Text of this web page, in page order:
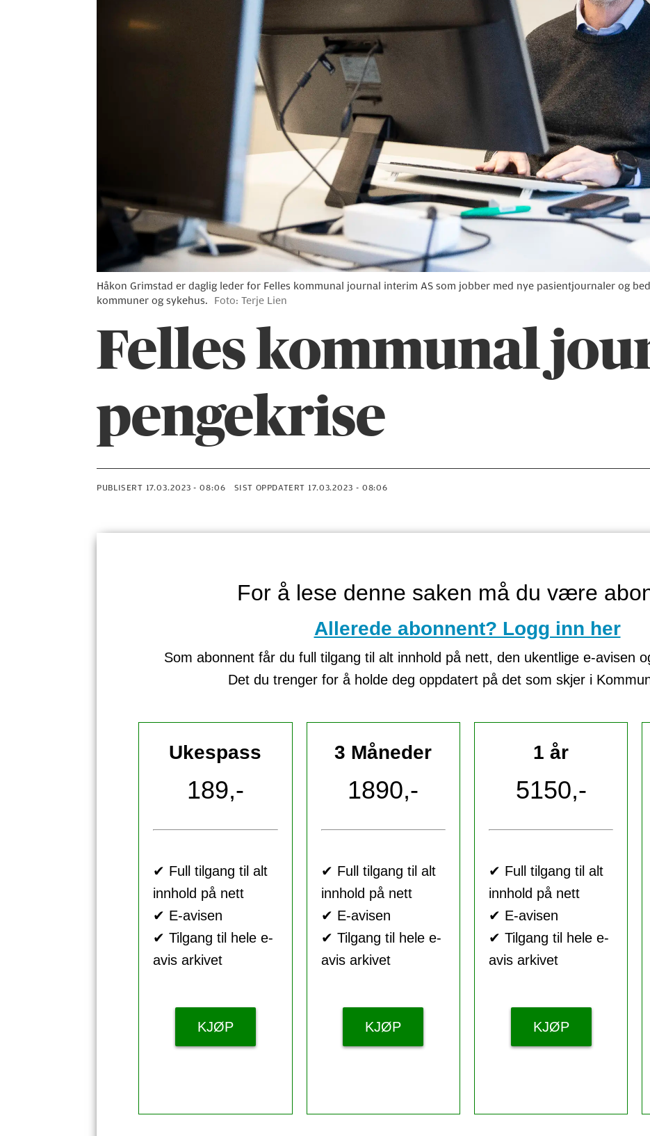
Håkon Grimstad er daglig leder for Felles kommunal journal interim AS som jobber med nye pasientjournaler og
kommuner og sykehus.
Foto: Terje Lien
Felles kommunal
pengekrise
PUBLISERT 17.03.2023 - 08:06 SIST OPPDATERT 17.03.2023 - 08:06
For å lese denne saken må du være
Allerede abonnent? Logg inn her
Som abonnent får du full tilgang til alt innhold på nett, den ukentlige e-avisen
Det du trenger for å holde deg oppdatert på det som skjer i
Ukespass
189,-
✔ Full tilgang til alt
innhold på nett
✔ E-avisen
✔ Tilgang til hele e-
avis arkivet
KJØP
3 Måneder
1890,-
✔ Full tilgang til alt
innhold på nett
✔ E-avisen
✔ Tilgang til hele e-
avis arkivet
KJØP
1 år
5150,-
✔ Full tilgang til alt
innhold på nett
✔ E-avisen
✔ Tilgang til hele e-
avis arkivet
KJØP